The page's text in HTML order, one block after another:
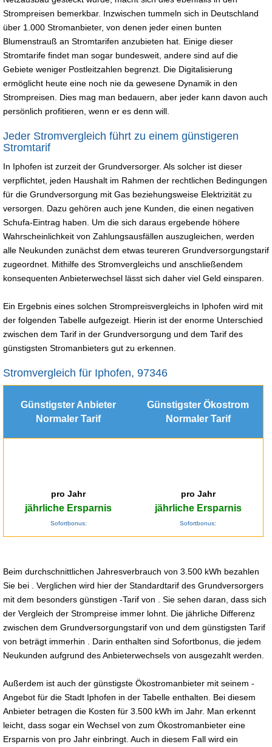
Strompreisen bemerkbar. Inzwischen tummeln sich in Deutschland
über 1.000 Stromanbieter, von denen jeder einen bunten
Blumenstrauß an Stromtarifen anzubieten hat. Einige dieser
Stromtarife findet man sogar bundesweit, andere sind auf die
Gebiete weniger Postleitzahlen begrenzt. Die Digitalisierung
ermöglicht heute eine noch nie da gewesene Dynamik in den
Strompreisen. Dies mag man bedauern, aber jeder kann davon auch
persönlich profitieren, wenn er es denn will.
Jeder Stromvergleich führt zu einem günstigeren
Stromtarif
In Iphofen ist zurzeit der Grundversorger. Als solcher ist dieser
verpflichtet, jeden Haushalt im Rahmen der rechtlichen Bedingungen
für die Grundversorgung mit Gas beziehungsweise Elektrizität zu
versorgen. Dazu gehören auch jene Kunden, die einen negativen
Schufa-Eintrag haben. Um die sich daraus ergebende höhere
Wahrscheinlichkeit von Zahlungsausfällen auszugleichen, werden
alle Neukunden zunächst dem etwas teureren Grundversorgungstarif
zugeordnet. Mithilfe des Stromvergleichs und anschließendem
konsequenten Anbieterwechsel lässt sich daher viel Geld einsparen.
Ein Ergebnis eines solchen Strompreisvergleichs in Iphofen wird mit
der folgenden Tabelle aufgezeigt. Hierin ist der enorme Unterschied
zwischen dem Tarif in der Grundversorgung und dem Tarif des
günstigsten Stromanbieters gut zu erkennen.
Stromvergleich für Iphofen, 97346
Günstigster Anbieter
Normaler Tarif
Günstigster Ökostrom
Normaler Tarif
pro Jahr
jährliche Ersparnis
Sofortbonus:
pro Jahr
jährliche Ersparnis
Sofortbonus:
Beim durchschnittlichen Jahresverbrauch von 3.500 kWh bezahlen
Sie bei . Verglichen wird hier der Standardtarif des Grundversorgers
mit dem besonders günstigen -Tarif von . Sie sehen daran, dass sich
der Vergleich der Strompreise immer lohnt. Die jährliche Differenz
zwischen dem Grundversorgungstarif von und dem günstigsten Tarif
von beträgt immerhin . Darin enthalten sind Sofortbonus, die jedem
Neukunden aufgrund des Anbieterwechsels von ausgezahlt werden.
Außerdem ist auch der günstigste Ökostromanbieter mit seinem -
Angebot für die Stadt Iphofen in der Tabelle enthalten. Bei diesem
Anbieter betragen die Kosten für 3.500 kWh im Jahr. Man erkennt
leicht, dass sogar ein Wechsel von zum Ökostromanbieter eine
Ersparnis von pro Jahr einbringt. Auch in diesem Fall wird ein